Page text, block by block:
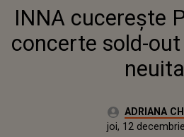
CONCERTE SOLD-
NEUITAT
INNA cucerește
concerte sold-
Autor:ADRIANA
joi, 12 decembrie 2024Actualizat:
joi, 12